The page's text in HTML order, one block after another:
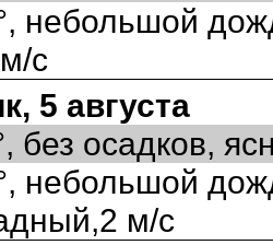
небольшой
с
5 августа
осадков,
небольшой
м/с